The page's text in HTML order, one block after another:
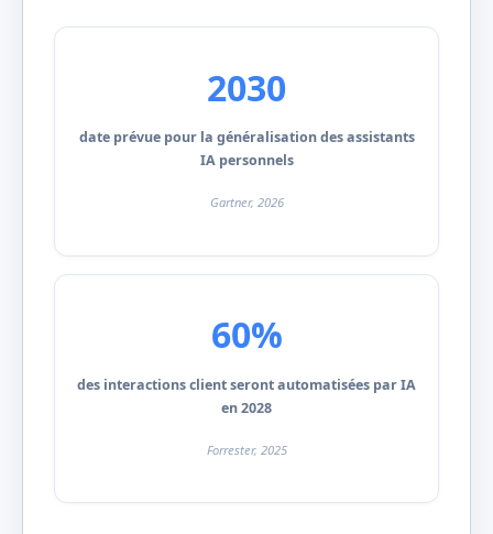
2030
date prévue pour la généralisation des assistants
IA personnels
Gartner, 2026
60%
des interactions client seront automatisées par IA
en 2028
Forrester, 2025